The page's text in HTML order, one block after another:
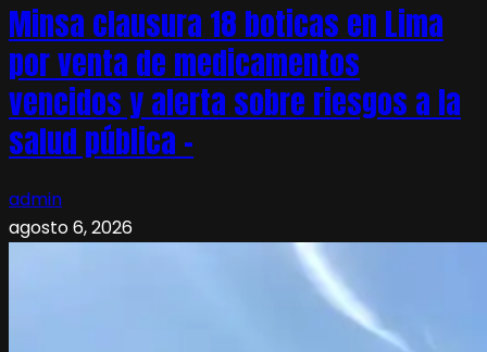
Minsa clausura 18 boticas en Lima
por venta de medicamentos
vencidos y alerta sobre riesgos a la
salud pública –
admin
agosto 6, 2026